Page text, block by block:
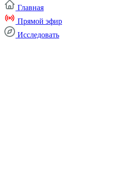
Главная
Прямой эфир
Исследовать